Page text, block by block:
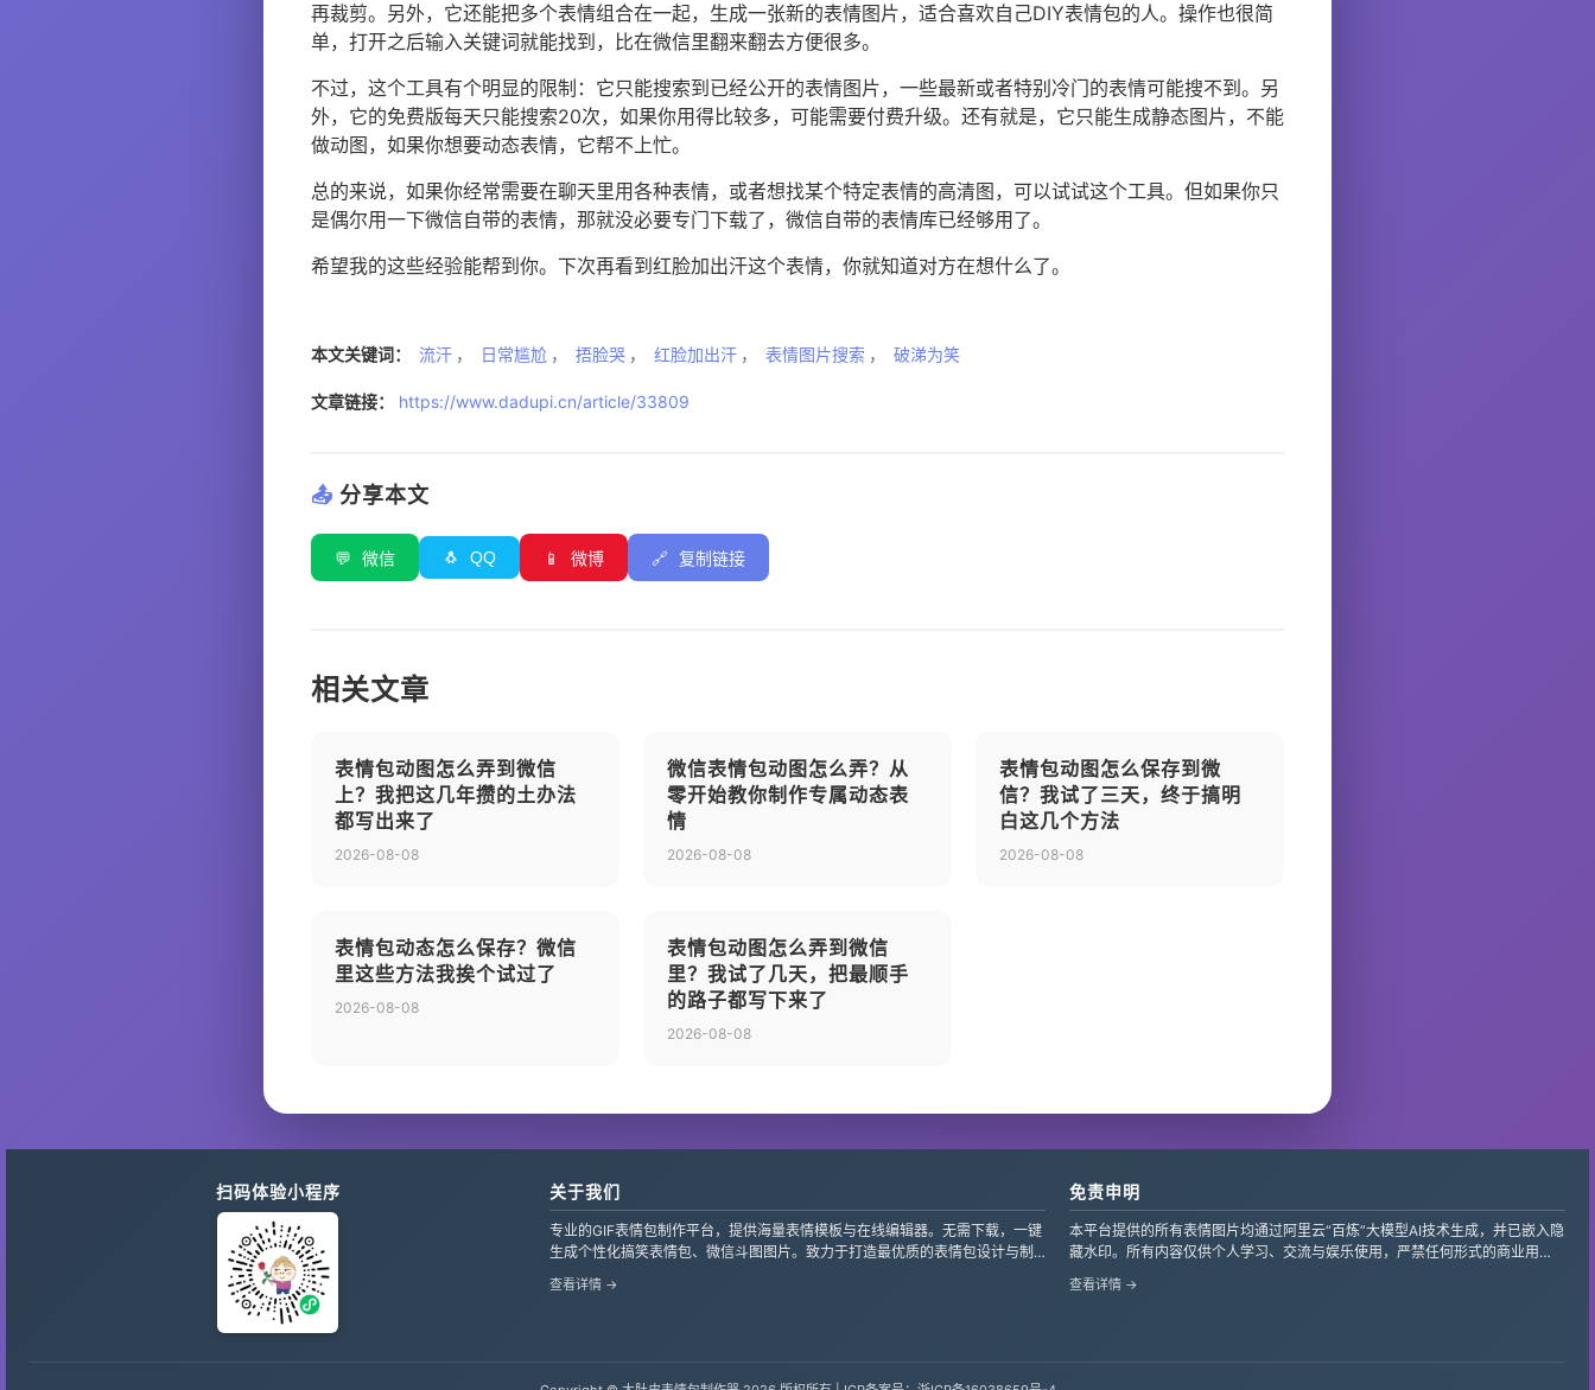
再裁剪。另外，它还能把多个表情组合在一起，生成一张新的表情图片，适合喜欢自己DIY表情包的人。操作也很简
单，打开之后输入关键词就能找到，比在微信里翻来翻去方便很多。
不过，这个工具有个明显的限制：它只能搜索到已经公开的表情图片，一些最新或者特别冷门的表情可能搜不到。另
外，它的免费版每天只能搜索20次，如果你用得比较多，可能需要付费升级。还有就是，它只能生成静态图片，不能
做动图，如果你想要动态表情，它帮不上忙。
总的来说，如果你经常需要在聊天里用各种表情，或者想找某个特定表情的高清图，可以试试这个工具。但如果你只
是偶尔用一下微信自带的表情，那就没必要专门下载了，微信自带的表情库已经够用了。
希望我的这些经验能帮到你。下次再看到红脸加出汗这个表情，你就知道对方在想什么了。
本文关键词： 流汗 ， 日常尴尬 ， 捂脸哭 ， 红脸加出汗 ， 表情图片搜索 ， 破涕为笑
文章链接： https://www.dadupi.cn/article/33809
📤 分享本文
💬 微信 🐧 QQ 📱 微博 🔗 复制链接
相关文章
表情包动图怎么弄到微信
上？我把这几年攒的土办法
都写出来了
2026-08-08
微信表情包动图怎么弄？从
零开始教你制作专属动态表
情
2026-08-08
表情包动图怎么保存到微
信？我试了三天，终于搞明
白这几个方法
2026-08-08
表情包动态怎么保存？微信
里这些方法我挨个试过了
2026-08-08
表情包动图怎么弄到微信
里？我试了几天，把最顺手
的路子都写下来了
2026-08-08
扫码体验小程序 关于我们
专业的GIF表情包制作平台，提供海量表情模板与在线编辑器。无需下载，一键
生成个性化搞笑表情包、微信斗图图片。致力于打造最优质的表情包设计与制
作服务，支持自定义文字、贴纸，让创意轻松变现。
查看详情 →
免责申明
本平台提供的所有表情图片均通过阿里云“百炼”大模型AI技术生成，并已嵌入隐
藏水印。所有内容仅供个人学习、交流与娱乐使用，严禁任何形式的商业用
途。
查看详情 →